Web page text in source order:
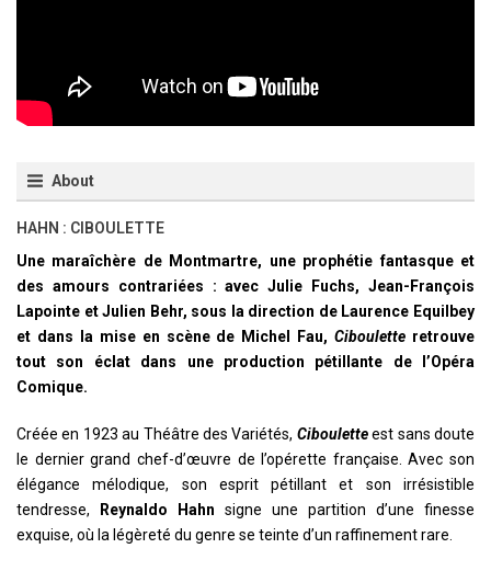
About
HAHN : CIBOULETTE
Une maraîchère de Montmartre, une prophétie fantasque et
des amours contrariées : avec Julie Fuchs, Jean-François
Lapointe et Julien Behr, sous la direction de Laurence Equilbey
et dans la mise en scène de Michel Fau,Ciboulette retrouve
tout son éclat dans une production pétillante de l’Opéra
Comique.
Créée en 1923 au Théâtre des Variétés, Ciboulette est sans doute
le dernier grand chef-d’œuvre de l’opérette française. Avec son
élégance mélodique, son esprit pétillant et son irrésistible
tendresse, Reynaldo Hahn signe une partition d’une finesse
exquise, où la légèreté du genre se teinte d’un raffinement rare.